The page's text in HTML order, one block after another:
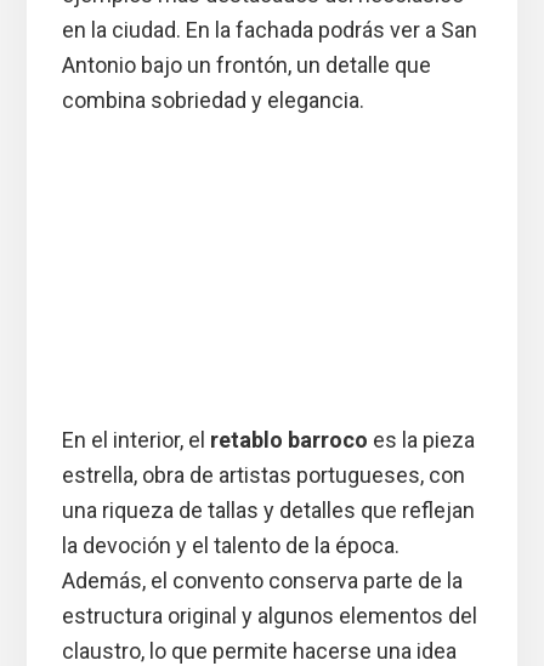
en la ciudad. En la fachada podrás ver a San
Antonio bajo un frontón, un detalle que
combina sobriedad y elegancia.
En el interior, el retablo barroco es la pieza
estrella, obra de artistas portugueses, con
una riqueza de tallas y detalles que reflejan
la devoción y el talento de la época.
Además, el convento conserva parte de la
estructura original y algunos elementos del
claustro, lo que permite hacerse una idea